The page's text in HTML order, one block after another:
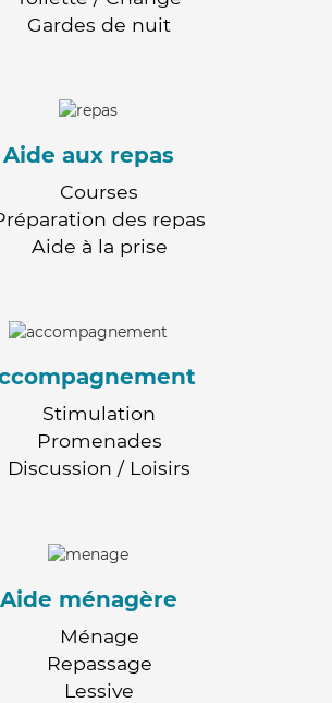
Gardes de nuit
Aide aux repas
Courses
des repas
Aide à la prise
Stimulation
Promenades
Discussion / Loisirs
Aide ménagère
Ménage
Repassage
Lessive